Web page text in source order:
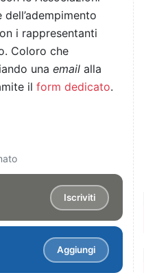
i rappresentanti
Coloro che
una email alla
il form dedicato.
Iscriviti
Aggiungi